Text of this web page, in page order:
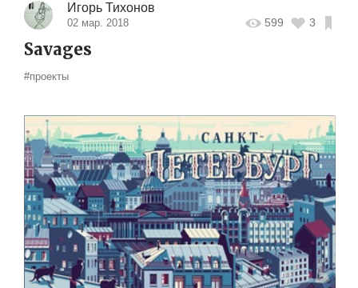
Игорь Тихонов
02 мар. 2018 599 3
Savages
#проекты